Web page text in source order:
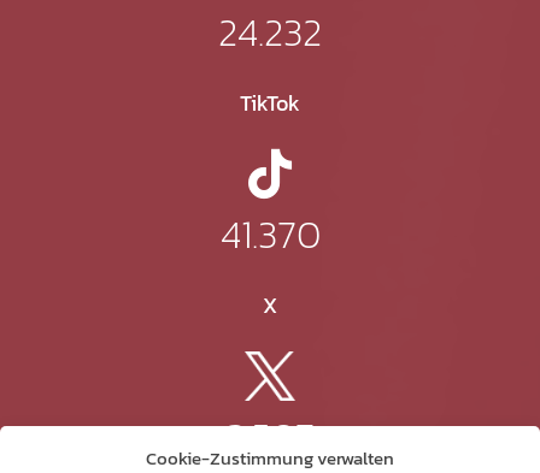
Cookie-Zustimmung verwalten
24.232
TikTok
41.370
X
3.507